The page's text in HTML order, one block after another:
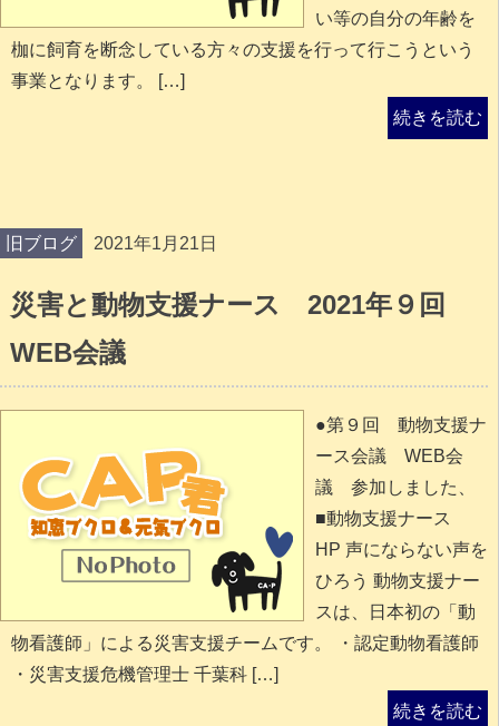
い等の自分の年齢を
枷に飼育を断念している方々の支援を行って行こうという
事業となります。 […]
続きを読む
旧ブログ 2021年1月21日
災害と動物支援ナース 2021年９回
WEB会議
●第９回 動物支援ナ
ース会議 WEB会
議 参加しました、
■動物支援ナース
HP 声にならない声を
ひろう 動物支援ナー
スは、日本初の「動
物看護師」による災害支援チームです。 ・認定動物看護師
・災害支援危機管理士 千葉科 […]
続きを読む